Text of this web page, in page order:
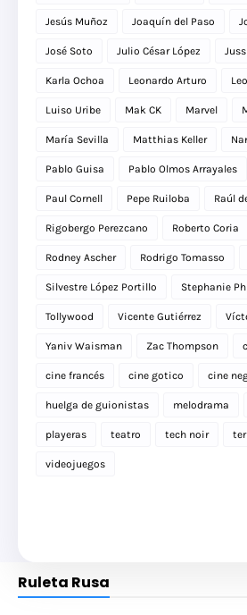
Jesús Muñoz Joaquín del Paso
José Soto Julio César López
Karla Ochoa Leonardo Arturo
Luiso Uribe Mak CK Marvel
María Sevilla Matthias Keller
Pablo Guisa Pablo Olmos Arrayales
Paul Cornell Pepe Ruiloba Raúl
Rigobergo Perezcano Roberto Coria
Rodney Ascher Rodrigo Tomasso
Silvestre López Portillo Stephanie
Tollywood Vicente Gutiérrez
Yaniv Waisman Zac Thompson
cine francés cine gotico cine
huelga de guionistas melodrama
playeras teatro tech noir
videojuegos
Ruleta Rusa